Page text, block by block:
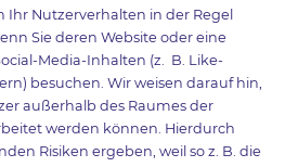
Ihr Nutzerverhalten in der Regel
Sie deren Website oder eine
Media-Inhalten (z. B. Like-
besuchen. Wir weisen darauf hin,
außerhalb des Raumes der
werden können. Hierdurch
Risiken ergeben, weil so z. B. die